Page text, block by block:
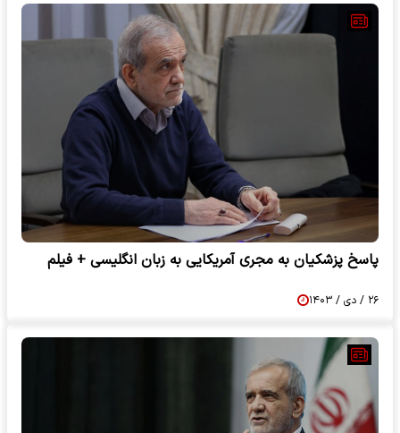
پاسخ پزشکیان به مجری آمریکایی به زبان انگلیسی + فیلم
۲۶ / دی / ۱۴۰۳